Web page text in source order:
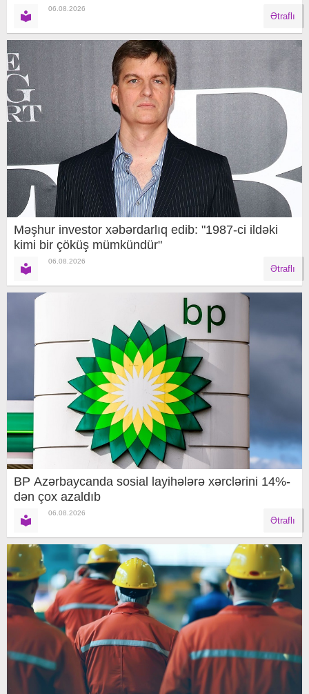
06.08.2026
Ətraflı
Məşhur investor xəbərdarlıq edib: "1987-ci ildəki
kimi bir çöküş mümkündür"
06.08.2026
Ətraflı
BP Azərbaycanda sosial layihələrə xərclərini 14%-
dən çox azaldıb
06.08.2026
Ətraflı